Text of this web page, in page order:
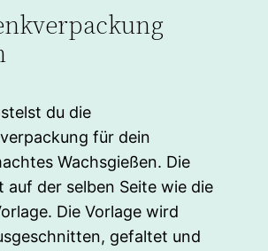
du die
für dein
Wachsgießen. Die
auf der selben Seite wie die
Die Vorlage wird
gefaltet und